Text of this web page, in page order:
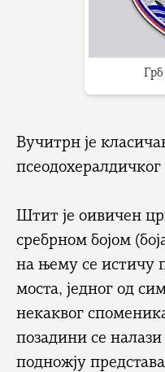
Вучитрн је
Штит је оивичен
сребрном бојом
на њему се истичу
моста, једног од
некаквог
позадини се
подножју